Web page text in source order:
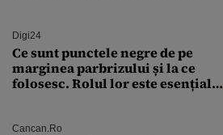
Digi24
Ce sunt punctele negre de pe
marginea parbrizului și la ce
folosesc. Rolul lor este esențial
Cancan.ro